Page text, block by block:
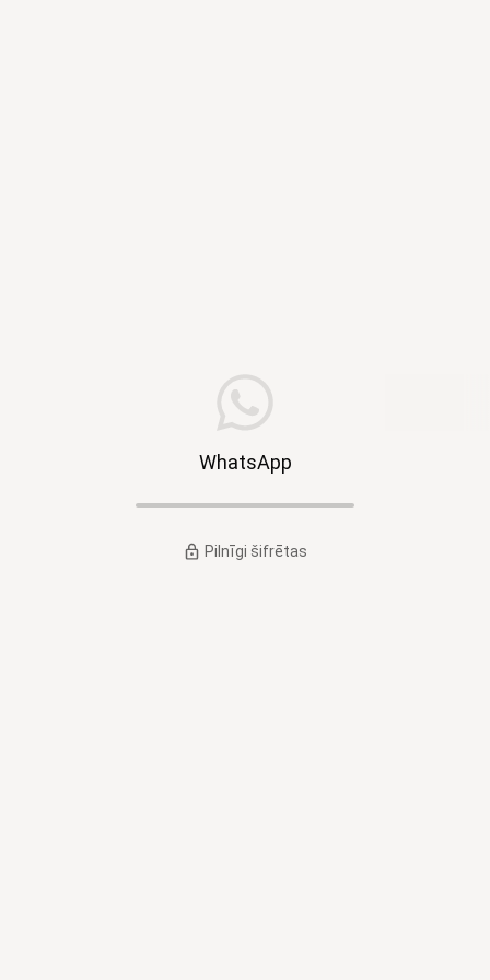
WhatsApp
Pilnīgi šifrētas